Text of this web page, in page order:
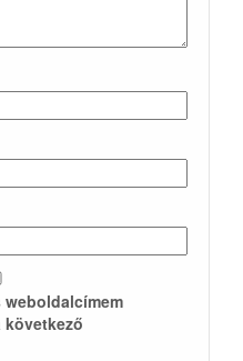
weboldalcímem
következő